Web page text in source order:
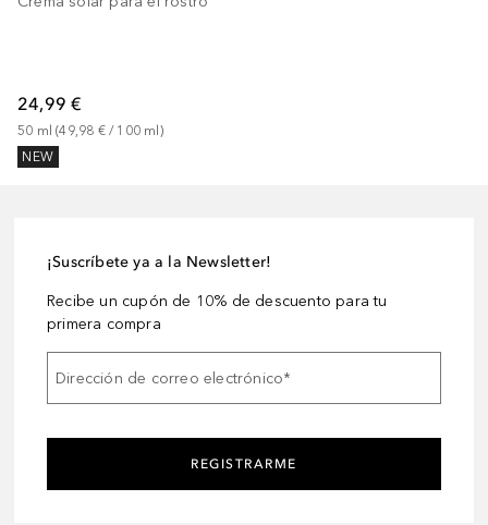
24,99 €
50 ml (49,98 € / 100 ml )
NEW
¡Suscríbete ya a la Newsletter!
Recibe un cupón de 10% de descuento para tu
primera compra
Dirección de correo electrónico*
REGISTRARME